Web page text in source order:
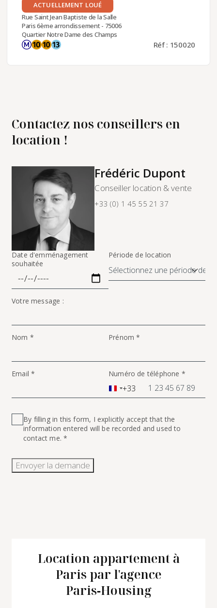
ACTUELLEMENT LOUÉ
Rue Saint Jean Baptiste de la Salle
Paris 6ème arrondissement - 75006
Quartier Notre Dame des Champs
Réf : 150020
Contactez nos conseillers en
location !
Frédéric Dupont
Conseiller location & vente
+33 (0) 1 45 55 21 37
Date d'emménagement
souhaitée
Période de location
Votre message :
Nom * Prénom *
Email * Numéro de téléphone *
France
+33
By filling in this form, I explicitly accept that the
information entered will be recorded and used to
contact me. *
Envoyer la demande
Location appartement à
Paris par l'agence
Paris‑Housing